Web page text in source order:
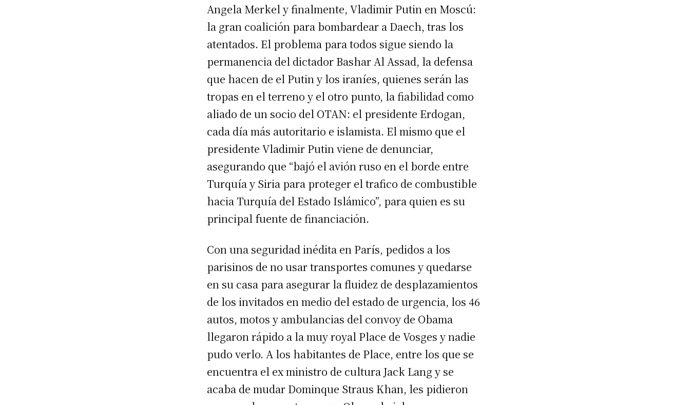
Angela Merkel y finalmente, Vladimir Putin en Moscú:
la gran coalición para bombardear a Daech, tras los
atentados. El problema para todos sigue siendo la
permanencia del dictador Bashar Al Assad, la defensa
que hacen de el Putin y los iraníes, quienes serán las
tropas en el terreno y el otro punto, la fiabilidad como
aliado de un socio del OTAN: el presidente Erdogan,
cada día más autoritario e islamista. El mismo que el
presidente Vladimir Putin viene de denunciar,
asegurando que “bajó el avión ruso en el borde entre
Turquía y Siria para proteger el trafico de combustible
hacia Turquía del Estado Islámico”, para quien es su
principal fuente de financiación.
Con una seguridad inédita en París, pedidos a los
parisinos de no usar transportes comunes y quedarse
en su casa para asegurar la fluidez de desplazamientos
de los invitados en medio del estado de urgencia, los 46
autos, motos y ambulancias del convoy de Obama
llegaron rápido a la muy royal Place de Vosges y nadie
pudo verlo. A los habitantes de Place, entre los que se
encuentra el ex ministro de cultura Jack Lang y se
acaba de mudar Dominque Straus Khan, les pidieron